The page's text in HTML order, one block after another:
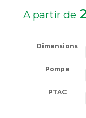
A partir de
Dimensions
Pompe
PTAC